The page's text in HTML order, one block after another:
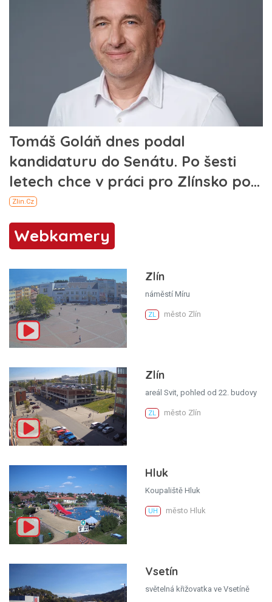
Webkamery
Zlín
náměstí Míru
ZL město Zlín
Zlín
areál Svit, pohled od 22. budovy
ZL město Zlín
Hluk
Koupaliště Hluk
UH město Hluk
Vsetín
světelná křižovatka ve Vsetíně